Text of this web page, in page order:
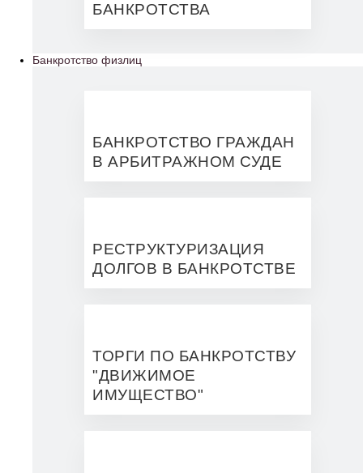
БАНКРОТСТВА
Банкротство физлиц
БАНКРОТСТВО ГРАЖДАН
В АРБИТРАЖНОМ СУДЕ
РЕСТРУКТУРИЗАЦИЯ
ДОЛГОВ В БАНКРОТСТВЕ
ТОРГИ ПО БАНКРОТСТВУ
"ДВИЖИМОЕ
ИМУЩЕСТВО"